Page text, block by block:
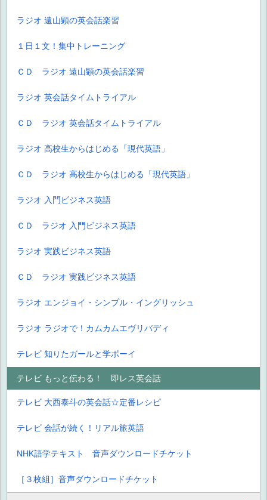
ラジオ 遠山顕の英会話楽習
１日１文！集中トレーニング
ＣＤ ラジオ 遠山顕の英会話楽習
ラジオ 英会話タイムトライアル
ＣＤ ラジオ 英会話タイムトライアル
ラジオ 高校生からはじめる「現代英語」
ＣＤ ラジオ 高校生からはじめる「現代英語」
ラジオ 入門ビジネス英語
ＣＤ ラジオ 入門ビジネス英語
ラジオ 実践ビジネス英語
ＣＤ ラジオ 実践ビジネス英語
ラジオ エンジョイ・シンプル・イングリッシュ
ラジオ ラジオで！カムカムエヴリバディ
テレビ 知りたガールと学ボーイ
テレビ もっと伝わる！ 即レス英会話
テレビ 大西泰斗の英会話☆定番レシピ
テレビ 会話が続く！リアル旅英語
NHK語学テキスト 音声ダウンロードチケット
［３枚組］音声ダウンロードチケット